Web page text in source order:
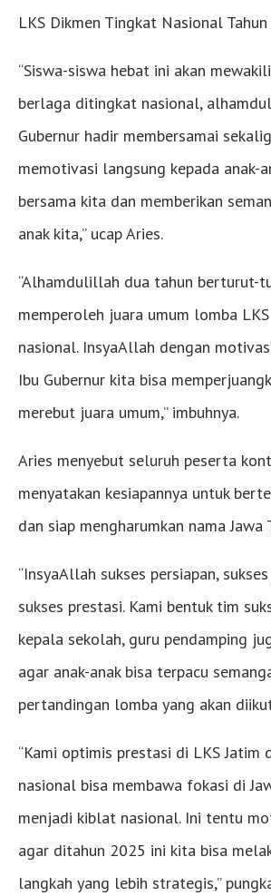
LKS Dikmen Tingkat Nasional
“Siswa-siswa hebat ini akan
berlaga ditingkat nasional,
Gubernur hadir membersamai
memotivasi langsung kepada anak-
bersama kita dan memberikan
anak kita,” ucap Aries.
“Alhamdulillah dua tahun berturut-
memperoleh juara umum lomba
nasional. InsyaAllah dengan
Ibu Gubernur kita bisa
merebut juara umum,” imbuhnya.
Aries menyebut seluruh peserta
menyatakan kesiapannya untuk
dan siap mengharumkan nama Jawa
“InsyaAllah sukses persiapan,
sukses prestasi. Kami bentuk tim
kepala sekolah, guru pendamping
agar anak-anak bisa terpacu
pertandingan lomba yang akan
“Kami optimis prestasi di LKS Jatim
nasional bisa membawa fokasi di
menjadi kiblat nasional. Ini tentu
agar ditahun 2025 ini kita bisa
langkah yang lebih strategis,”